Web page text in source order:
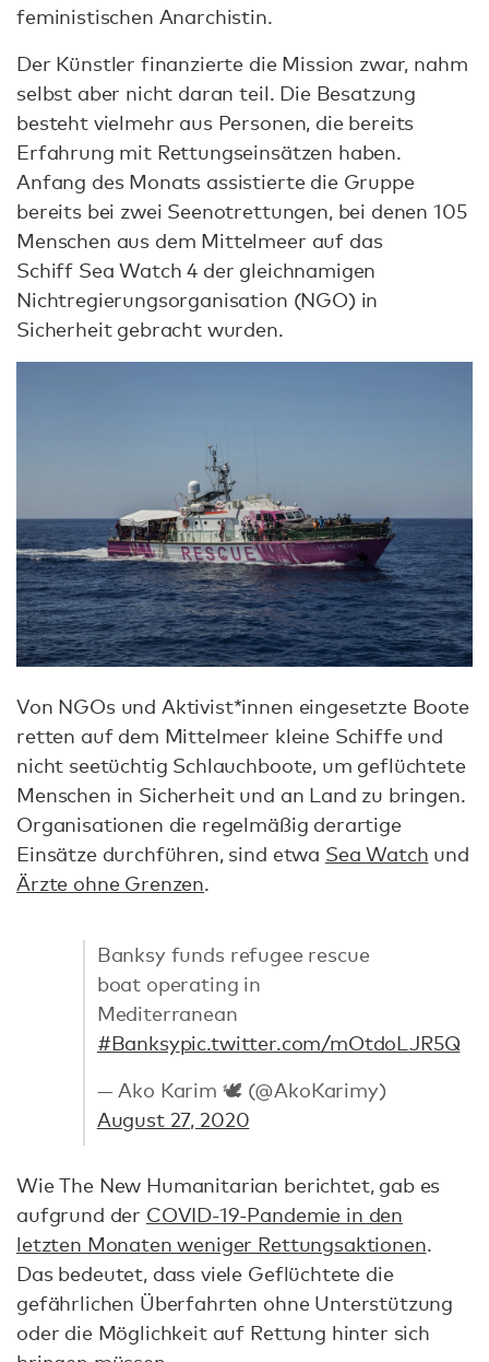
feministischen Anarchistin.
Der Künstler finanzierte die Mission zwar, nahm
selbst aber nicht daran teil. Die Besatzung
besteht vielmehr aus Personen, die bereits
Erfahrung mit Rettungseinsätzen haben.
Anfang des Monats assistierte die Gruppe
bereits bei zwei Seenotrettungen, bei denen 105
Menschen aus dem Mittelmeer auf das
Schiff Sea Watch 4 der gleichnamigen
Nichtregierungsorganisation (NGO) in
Sicherheit gebracht wurden.
Von NGOs und Aktivist*innen eingesetzte Boote
retten auf dem Mittelmeer kleine Schiffe und
nicht seetüchtig Schlauchboote, um geflüchtete
Menschen in Sicherheit und an Land zu bringen.
Organisationen die regelmäßig derartige
Einsätze durchführen, sind etwa Sea Watch und
Ärzte ohne Grenzen.
Banksy funds refugee rescue
boat operating in
Mediterranean
#Banksypic.twitter.com/mOtdoLJR5Q
— Ako Karim 🕊 (@AkoKarimy)
August 27, 2020
Wie The New Humanitarian berichtet, gab es
aufgrund der COVID-19-Pandemie in den
letzten Monaten weniger Rettungsaktionen.
Das bedeutet, dass viele Geflüchtete die
gefährlichen Überfahrten ohne Unterstützung
oder die Möglichkeit auf Rettung hinter sich